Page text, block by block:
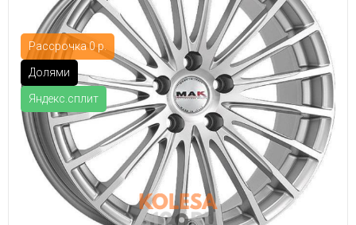
Рассрочка 0 р.
Долями
Яндекс.сплит